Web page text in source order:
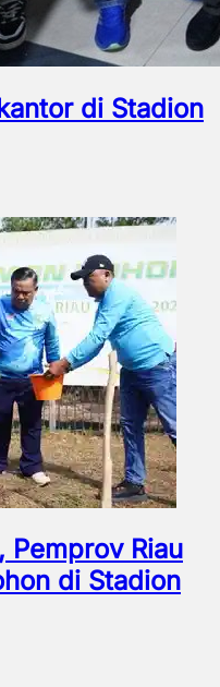
di Stadion
Pemprov Riau
di Stadion